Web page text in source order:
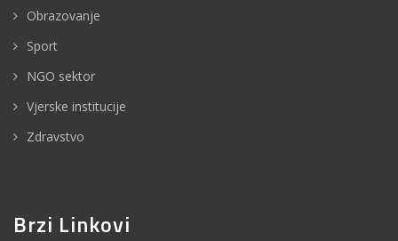
Obrazovanje
Sport
NGO sektor
Vjerske institucije
Zdravstvo
Brzi Linkovi